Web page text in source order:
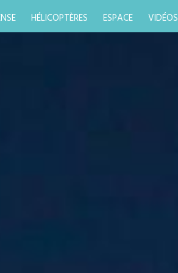
HÉLICOPTÈRES ESPACE VIDÉOS